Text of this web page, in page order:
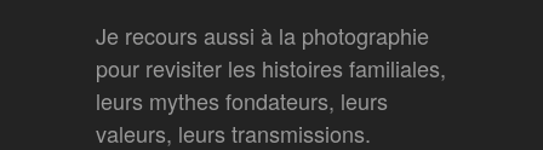
Je recours aussi à la photographie
pour revisiter les histoires familiales,
leurs mythes fondateurs, leurs
valeurs, leurs transmissions.